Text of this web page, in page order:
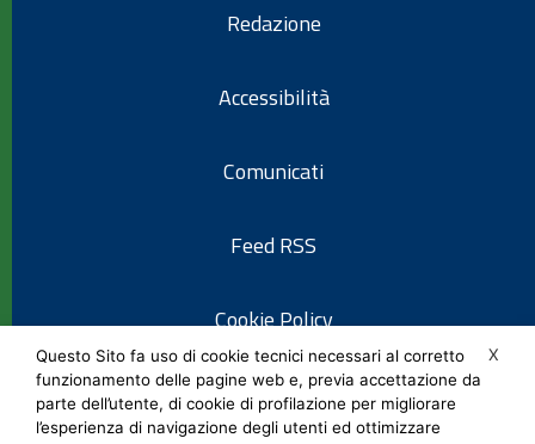
Redazione
Accessibilità
Comunicati
Feed RSS
Cookie Policy
Informativa privacy
X
Questo Sito fa uso di cookie tecnici necessari al corretto
funzionamento delle pagine web e, previa accettazione da
parte dell’utente, di cookie di profilazione per migliorare
l’esperienza di navigazione degli utenti ed ottimizzare